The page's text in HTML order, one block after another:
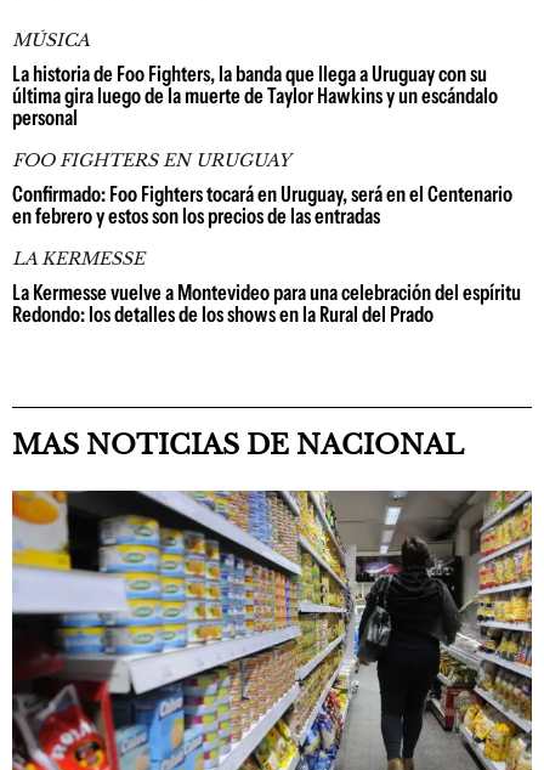
MÚSICA
La historia de Foo Fighters, la banda que llega a Uruguay con su
última gira luego de la muerte de Taylor Hawkins y un escándalo
personal
FOO FIGHTERS EN URUGUAY
Confirmado: Foo Fighters tocará en Uruguay, será en el Centenario
en febrero y estos son los precios de las entradas
LA KERMESSE
La Kermesse vuelve a Montevideo para una celebración del espíritu
Redondo: los detalles de los shows en la Rural del Prado
MAS NOTICIAS DE NACIONAL